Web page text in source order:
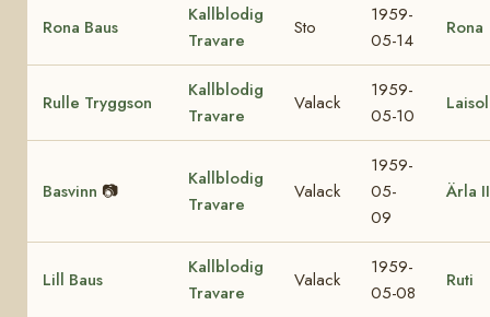
Rona Baus
Kallblodig
Travare
Sto
1959-
05-14
Rona
Rulle Tryggson
Kallblodig
Travare
Valack
1959-
05-10
Basvinn 📷
Kallblodig
Travare
Valack
1959-
05-
09
Ärla II
Lill Baus
Kallblodig
Travare
Valack
1959-
05-08
Ruti